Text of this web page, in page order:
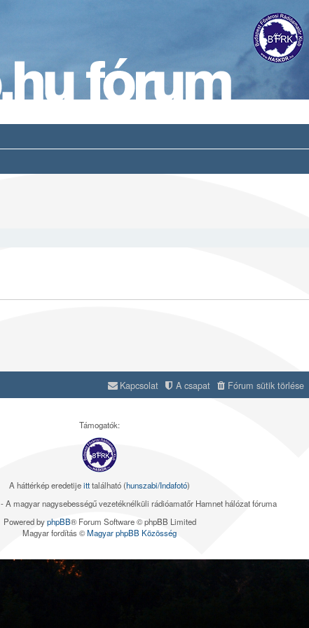
Fórum sütik törlése
A csapat
Kapcsolat
Támogatók:
A háttérkép eredetijeitttalálható (hunszabi/Indafotó)
- A magyar nagysebességű vezetéknélküli rádióamatőr Hamnet hálózat fóruma
Powered byphpBB® Forum Software © phpBB Limited
Magyar fordítás ©Magyar phpBB Közösség